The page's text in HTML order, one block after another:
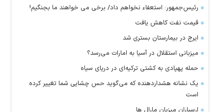
رئیس‌جمهور: استعفاء نخواهم داد/ برخی می خواهند ما بجنگیم!
قیمت نفت کاهش یافت
ایرج در بیمارستان بستری شد
میزبانی استقلال در آسیا به امارات می‌رسد؟
حمله پهپادی به کشتی ترکیه‌ای در دریای سیاه
یک نشانه هشداردهنده که می‌گوید حس چشایی شما تغییر کرده
است
ارسباران میزبان مارال ها